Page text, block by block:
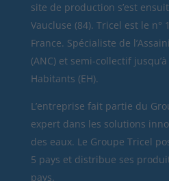
site de production s’est
Vaucluse (84). Tricel est le
France. Spécialiste de
(ANC) et semi-collectif
Habitants (EH).
L’entreprise fait partie du
expert dans les solutions
des eaux. Le Groupe Tricel
5 pays et distribue ses
pays.